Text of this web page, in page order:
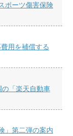
ポーツ傷害保険
用を補償する
「楽天自動車
」第二弾の案内